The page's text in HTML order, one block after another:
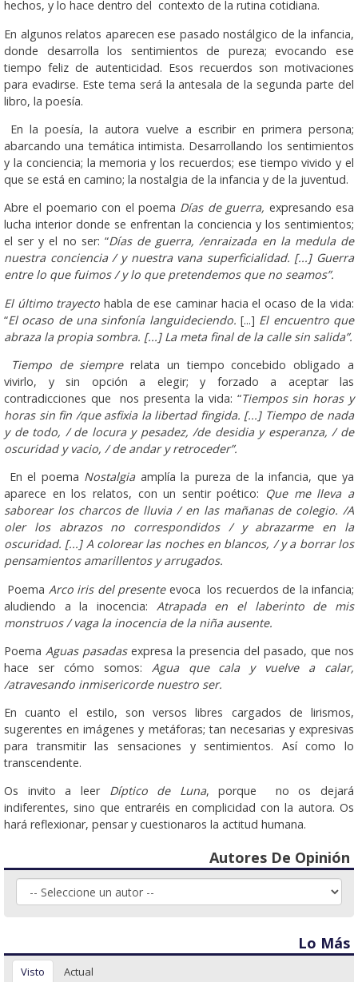
hechos, y lo hace dentro del contexto de la rutina cotidiana.
En algunos relatos aparecen ese pasado nostálgico de la infancia,
donde desarrolla los sentimientos de pureza; evocando ese
tiempo feliz de autenticidad. Esos recuerdos son motivaciones
para evadirse. Este tema será la antesala de la segunda parte del
libro, la poesía.
En la poesía, la autora vuelve a escribir en primera persona;
abarcando una temática intimista. Desarrollando los sentimientos
y la conciencia; la memoria y los recuerdos; ese tiempo vivido y el
que se está en camino; la nostalgia de la infancia y de la juventud.
Abre el poemario con el poema Días de guerra, expresando esa
lucha interior donde se enfrentan la conciencia y los sentimientos;
el ser y el no ser: “Días de guerra, /enraizada en la medula de
nuestra conciencia / y nuestra vana superficialidad. [...] Guerra
entre lo que fuimos / y lo que pretendemos que no seamos”.
El último trayecto habla de ese caminar hacia el ocaso de la vida:
“El ocaso de una sinfonía languideciendo. [...] El encuentro que
abraza la propia sombra. [...] La meta final de la calle sin salida”.
Tiempo de siemprerelata un tiempo concebido obligado a
vivirlo, y sin opción a elegir; y forzado a aceptar las
contradicciones que nos presenta la vida: “Tiempos sin horas y
horas sin fin /que asfixia la libertad fingida. [...] Tiempo de nada
y de todo, / de locura y pesadez, /de desidia y esperanza, / de
oscuridad y vacio, / de andar y retroceder”.
En el poema Nostalgiaamplía la pureza de la infancia, que ya
aparece en los relatos, con un sentir poético: Que me lleva a
saborear los charcos de lluvia / en las mañanas de colegio. /A
oler los abrazos no correspondidos / y abrazarme en la
oscuridad. [...] A colorear las noches en blancos, / y a borrar los
pensamientos amarillentos y arrugados.
Poema Arco iris del presente evoca los recuerdos de la infancia;
aludiendo a la inocencia: Atrapada en el laberinto de mis
monstruos / vaga la inocencia de la niña ausente.
Poema Aguas pasadas expresa la presencia del pasado, que nos
hace ser cómo somos: Agua que cala y vuelve a calar,
/atravesando inmisericorde nuestro ser.
En cuanto el estilo, son versos libres cargados de lirismos,
sugerentes en imágenes y metáforas; tan necesarias y expresivas
para transmitir las sensaciones y sentimientos. Así como lo
transcendente.
Os invito a leer Díptico de Luna, porque no os dejará
indiferentes, sino que entraréis en complicidad con la autora. Os
hará reflexionar, pensar y cuestionaros la actitud humana.
Autores De Opinión
Lo Más
Visto Actual